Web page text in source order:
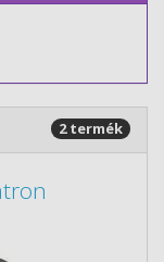
2 termék